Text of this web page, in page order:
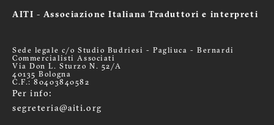
AITI - Associazione Italiana Traduttori e interpreti
Sede legale c/o Studio Budriesi - Pagliuca - Bernardi
Commercialisti Associati
Via Don L. Sturzo N. 52/A
40135 Bologna
C.F.: 80403840582
Per info:
segreteria@aiti.org